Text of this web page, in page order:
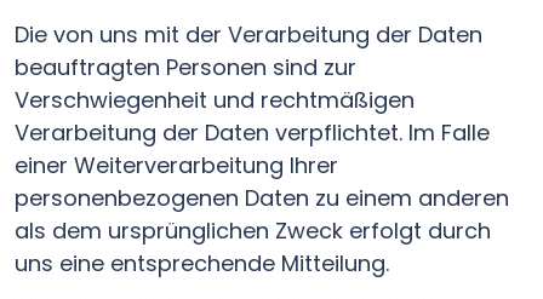
Die von uns mit der Verarbeitung der Daten
beauftragten Personen sind zur
Verschwiegenheit und rechtmäßigen
Verarbeitung der Daten verpflichtet. Im Falle
einer Weiterverarbeitung Ihrer
personenbezogenen Daten zu einem anderen
als dem ursprünglichen Zweck erfolgt durch
uns eine entsprechende Mitteilung.